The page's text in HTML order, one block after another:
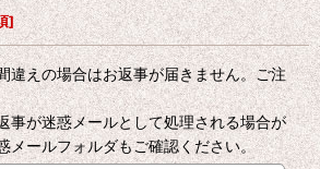
]
違えの場合はお返事が届きません。ご注
事が迷惑メールとして処理される場合が
メールフォルダもご確認ください。